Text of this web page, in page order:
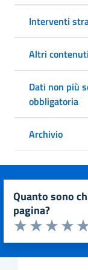
Interventi
Altri contenuti
Dati non più
obbligatoria
Archivio
quanto sono chiare le informazioni su questa
pagina?
Valuta da 1 a 5 stelle
Valuta 3
Valuta 2
Valuta 1 stelle su